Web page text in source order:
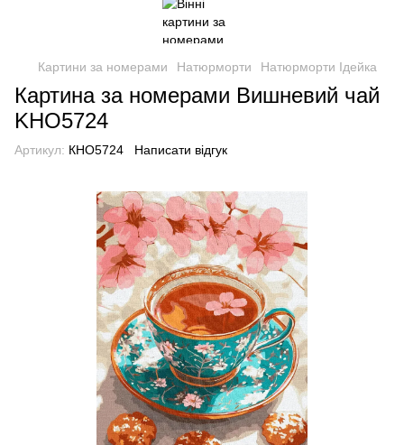
Картини за номерами Натюрморти Натюрморти Ідейка
Картина за номерами Вишневий чай
KHO5724
Артикул: КНО5724 Написати відгук